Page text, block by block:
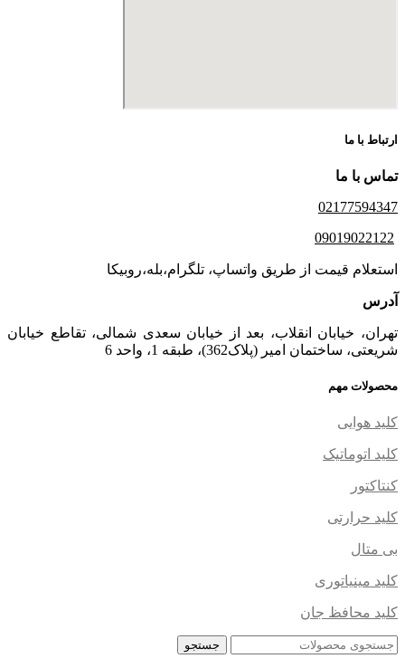
ارتباط با ما
تماس با ما
02177594347
09019022122
استعلام قیمت از طریق واتساپ، تلگرام،بله،روبیکا
آدرس
تهران، خیابان انقلاب، بعد از خیابان سعدی شمالی، تقاطع خیابان
شریعتی، ساختمان امیر (پلاک362)، طبقه 1، واحد 6
محصولات مهم
کلید هوایی
کلید اتوماتیک
کنتاکتور
کلید حرارتی
بی متال
کلید مینیاتوری
کلید محافظ جان
جستجو